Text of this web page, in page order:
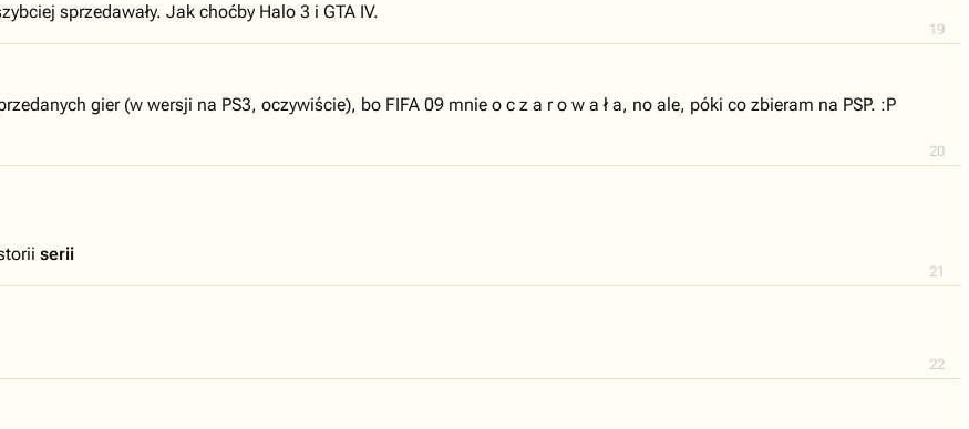
19
sprzedawały. Jak choćby Halo 3 i GTA IV.
20
gier (w wersji na PS3, oczywiście), bo FIFA 09 mnie o c z a r o w a ł a, no ale, póki co zbieram na PSP. :P
21
serii
22